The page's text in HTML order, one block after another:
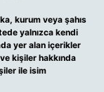
kurum veya şahıs
yalnızca kendi
yer alan içerikler
kişiler hakkında
ile isim